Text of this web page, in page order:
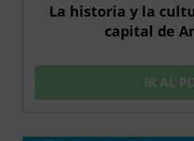
La historia y la
capital de
IR AL